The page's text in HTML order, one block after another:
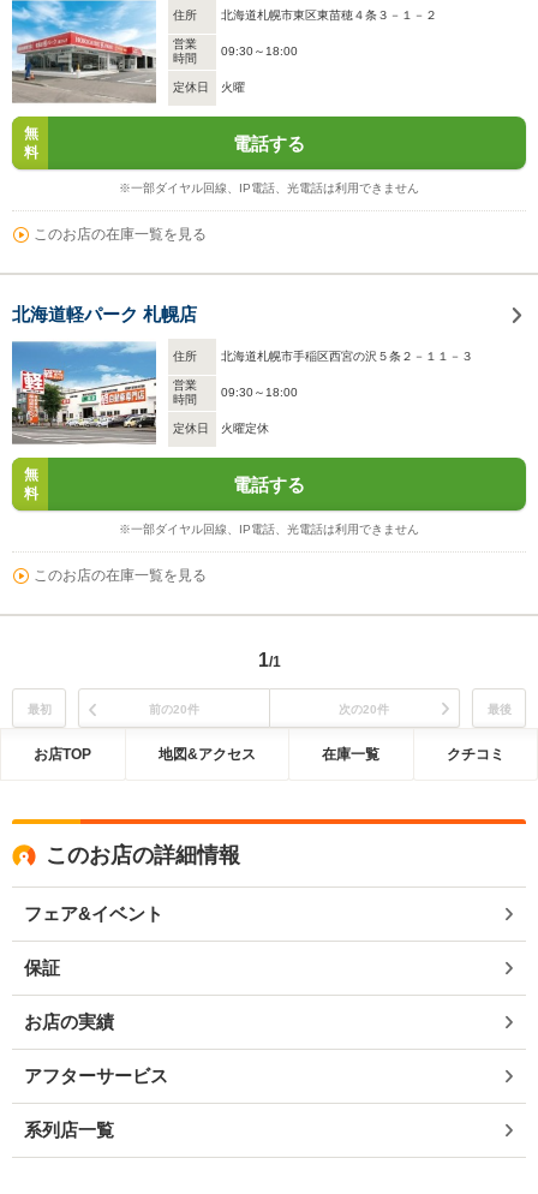
住所 北海道札幌市東区東苗穂４条３－１－２
営業
時間
09:30～18:00
定休日 火曜
無
料
電話する
※一部ダイヤル回線、IP電話、光電話は利用できません
このお店の在庫一覧を見る
北海道軽パーク 札幌店
住所 北海道札幌市手稲区西宮の沢５条２－１１－３
営業
時間
09:30～18:00
定休日 火曜定休
無
料
電話する
※一部ダイヤル回線、IP電話、光電話は利用できません
このお店の在庫一覧を見る
1/1
最初 前の20件 次の20件 最後
お店TOP 地図&アクセス 在庫一覧 クチコミ
このお店の詳細情報
フェア&イベント
保証
お店の実績
アフターサービス
系列店一覧